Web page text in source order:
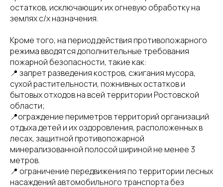
остатков, исключающих их огневую обработку на
землях с/х назначения.
Кроме того, на период действия противопожарного
режима вводятся дополнительные требования
пожарной безопасности, такие как:
📍 запрет разведения костров, сжигания мусора,
сухой растительности, пожнивных остатков и
бытовых отходов на всей территории Ростовской
области;
📍ограждение периметров территорий организаций
отдыха детей и их оздоровления, расположенных в
лесах, защитной противопожарной
минерализованной полосой шириной не менее 3
метров.
📍 ограничение передвижения по территории лесных
насаждений автомобильного транспорта без